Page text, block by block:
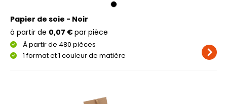
Papier de soie - Noir
À partir de 480 pièces
1 format et 1 couleur de matière
à partir de 0,07 €par pièce